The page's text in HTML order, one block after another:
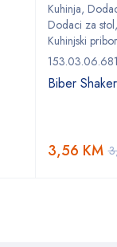
Kuhinja,
Dodaci za stol,
Kuhinjski pribor
Biber
3,56 KM